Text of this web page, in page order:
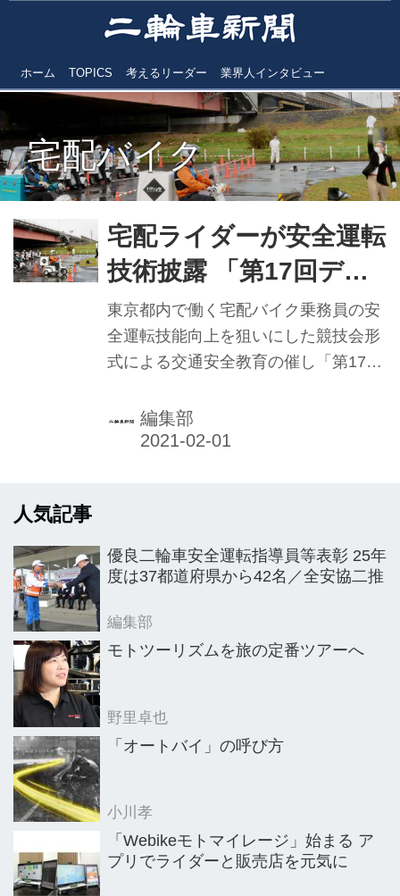
ホーム TOPICS 考えるリーダー 業界人インタビュー
宅配バイク
宅配ライダーが安全運転
技術披露 「第17回デリ
バリー業安全運転競技
会」 団体部門優勝はピ
ザーラチーム
東京都内で働く宅配バイク乗務員の安
全運転技能向上を狙いにした競技会形
式による交通安全教育の催し「第17回
2020年11月25日、警視庁交通部と全
日本デリバリー業安全運転協議会
習会や研修会、業務で培った安全運転
技術を披露した。新型コロナウイルス
粛が増えたことにより、宅配へのニー
ズは高まり、宅配バイクによる業務は
転技能向上を図るこの大会が、より一
層重要な行事...
編集部
人気記事
優良二輪車安全運転指導員等表彰 25年
度は37都道府県から42名／全安協二推
編集部
モトツーリズムを旅の定番ツアーへ
野里卓也
「オートバイ」の呼び方
小川孝
「Webikeモトマイレージ」始まる ア
プリでライダーと販売店を元気に